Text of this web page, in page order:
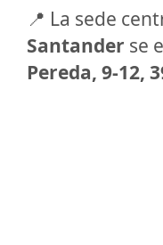
📍 La sede
Santander se
Pereda, 9-12,